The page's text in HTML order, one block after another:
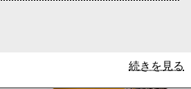
続きを見る